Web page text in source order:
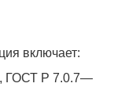
включает:
ГОСТ Р 7.0.7—